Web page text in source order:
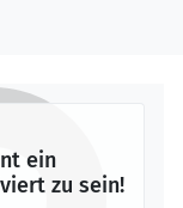
ein
zu sein!